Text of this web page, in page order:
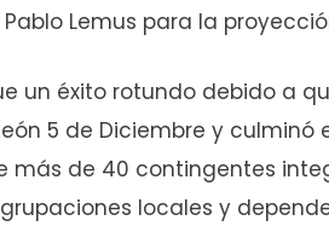
Lemus para la
un éxito rotundo debido a
5 de Diciembre y culminó
más de 40 contingentes
locales y